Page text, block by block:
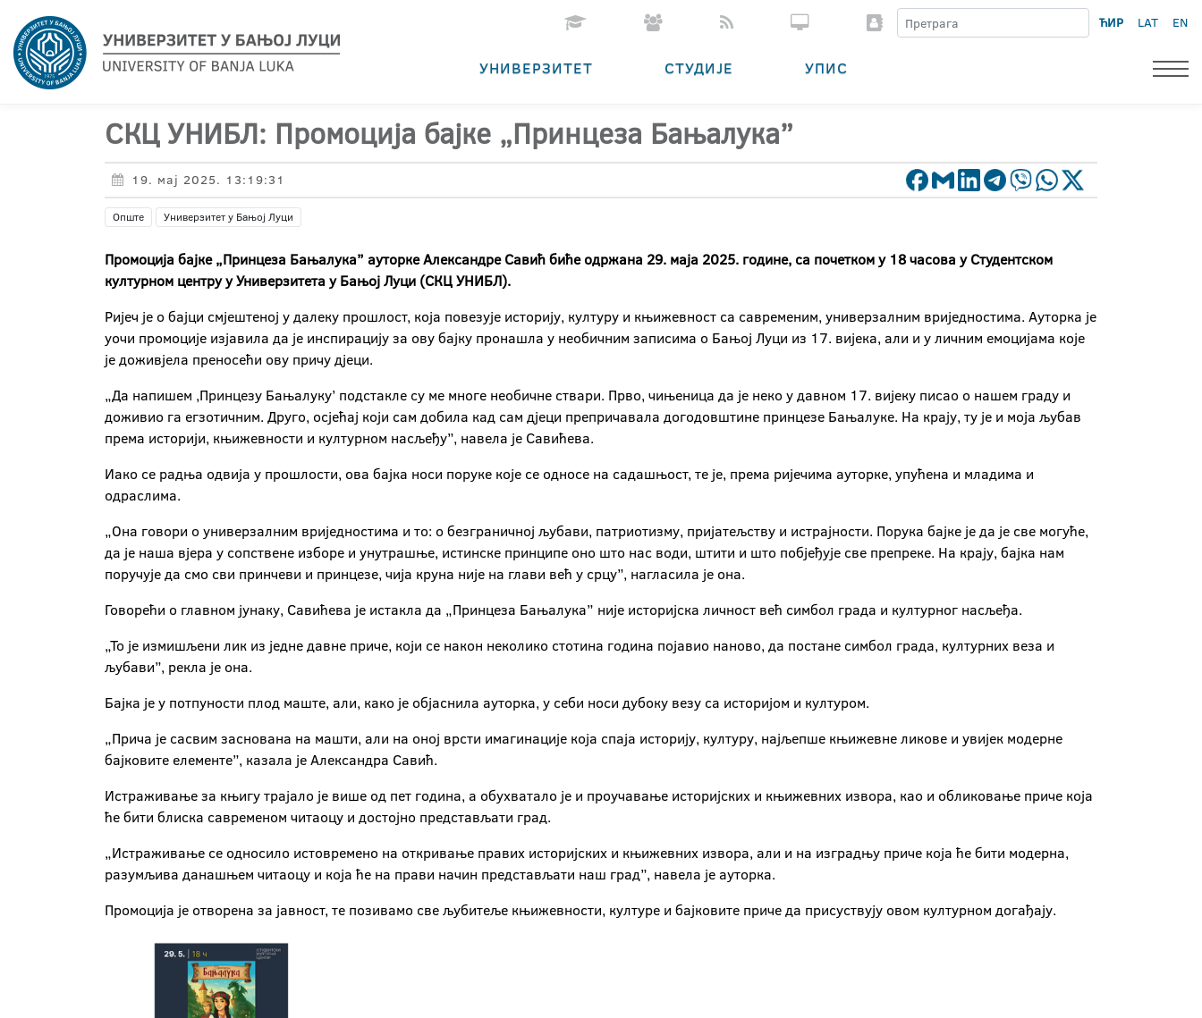
ЋИР LAT EN
УНИВЕРЗИТЕТ СТУДИЈЕ УПИС
СКЦ УНИБЛ: Промоција бајке „Принцеза Бањалука”
19. мај 2025. 13:19:31
Опште Универзитет у Бањој Луци
Промоција бајке „Принцеза Бањалука” ауторке Александре Савић биће одржана 29. маја 2025. године, са почетком у 18 часова у Студентском
културном центру у Универзитета у Бањој Луци (СКЦ УНИБЛ).
Ријеч је о бајци смјештеној у далеку прошлост, која повезује историју, културу и књижевност са савременим, универзалним вриједностима. Ауторка је
уочи промоције изјавила да је инспирацију за ову бајку пронашла у необичним записима о Бањој Луци из 17. вијека, али и у личним емоцијама које
је доживјела преносећи ову причу дјеци.
„Да напишем ,Принцезу Бањалуку’ подстакле су ме многе необичне ствари. Прво, чињеница да је неко у давном 17. вијеку писао о нашем граду и
доживио га егзотичним. Друго, осјећај који сам добила кад сам дјеци препричавала догодовштине принцезе Бањалуке. На крају, ту је и моја љубав
према историји, књижевности и културном насљеђу”, навела је Савићева.
Иако се радња одвија у прошлости, ова бајка носи поруке које се односе на садашњост, те је, према ријечима ауторке, упућена и младима и
одраслима.
„Она говори о универзалним вриједностима и то: о безграничној љубави, патриотизму, пријатељству и истрајности. Порука бајке је да је све могуће,
да је наша вјера у сопствене изборе и унутрашње, истинске принципе оно што нас води, штити и што побјеђује све препреке. На крају, бајка нам
поручује да смо сви принчеви и принцезе, чија круна није на глави већ у срцу”, нагласила је она.
Говорећи о главном јунаку, Савићева је истакла да „Принцеза Бањалука” није историјска личност већ симбол града и културног насљеђа.
„То је измишљени лик из једне давне приче, који се након неколико стотина година појавио наново, да постане симбол града, културних веза и
љубави”, рекла је она.
Бајка је у потпуности плод маште, али, како је објаснила ауторка, у себи носи дубоку везу са историјом и културом.
„Прича је сасвим заснована на машти, али на оној врсти имагинације која спаја историју, културу, најљепше књижевне ликове и увијек модерне
бајковите елементе”, казала је Александра Савић.
Истраживање за књигу трајало је више од пет година, а обухватало је и проучавање историјских и књижевних извора, као и обликовање приче која
ће бити блиска савременом читаоцу и достојно представљати град.
„Истраживање се односило истовремено на откривање правих историјских и књижевних извора, али и на изградњу приче која ће бити модерна,
разумљива данашњем читаоцу и која ће на прави начин представљати наш град”, навела је ауторка.
Промоција је отворена за јавност, те позивамо све љубитеље књижевности, културе и бајковите приче да присуствују овом културном догађају.